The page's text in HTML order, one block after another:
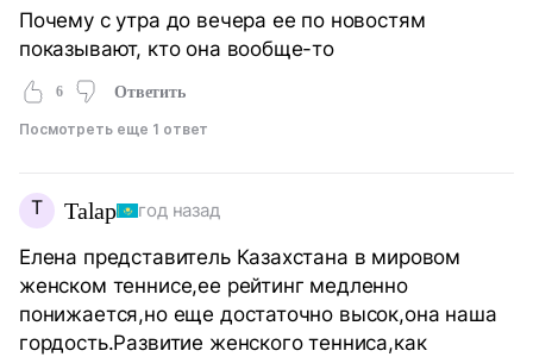
Почему с утра до вечера ее по новостям
показывают, кто она вообще-то
6 Ответить
Посмотреть еще 1 ответ
T Talap год назад
Елена представитель Казахстана в мировом
женском теннисе,ее рейтинг медленно
понижается,но еще достаточно высок,она наша
гордость.Развитие женского тенниса,как